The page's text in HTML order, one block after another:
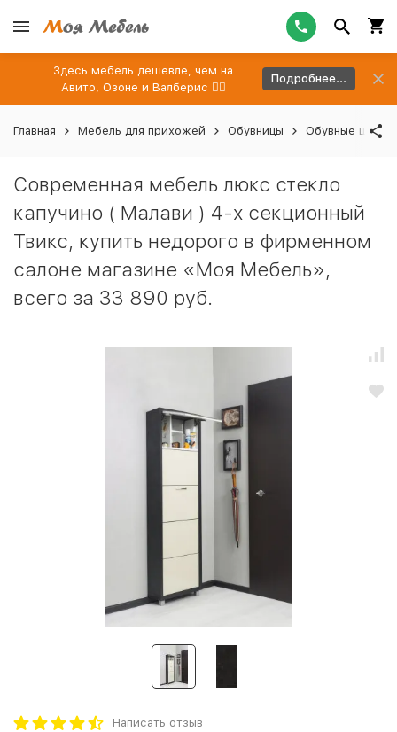
Здесь мебель дешевле, чем на
Авито, Озоне и Валберис 👉🏻
Подробнее...
Главная Мебель для прихожей Обувницы Обувные
Современная мебель люкс стекло
капучино ( Малави ) 4-х секционный
Твикс, купить недорого в фирменном
салоне магазине «Моя Мебель»,
всего за 33 890 руб.
Написать отзыв